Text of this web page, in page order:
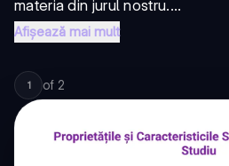
materia din jurul nostru....
Afișează mai mult
1 of 2